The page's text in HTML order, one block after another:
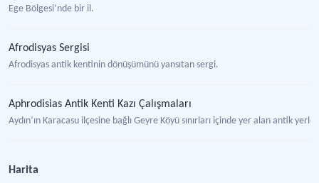
Ege Bölgesi’nde bir il.
Afrodisyas Sergisi
Afrodisyas antik kentinin dönüşümünü yansıtan sergi.
Aphrodisias Antik Kenti Kazı Çalışmaları
Aydın’ın Karacasu ilçesine bağlı Geyre Köyü sınırları içinde yer alan antik
Harita